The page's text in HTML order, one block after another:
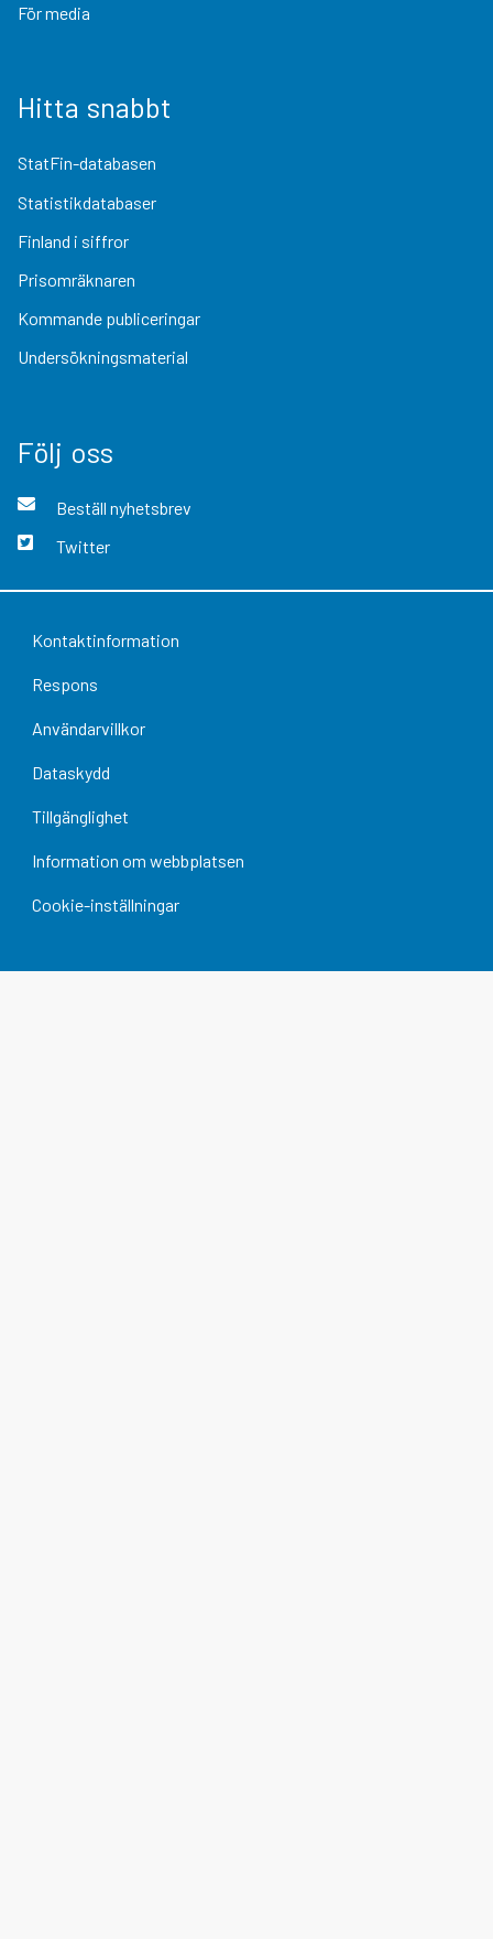
För media
Hitta snabbt
StatFin-databasen
Statistikdatabaser
Finland i siffror
Prisomräknaren
Kommande publiceringar
Undersökningsmaterial
Följ oss
Beställ nyhetsbrev
Twitter
Kontaktinformation
Respons
Användarvillkor
Dataskydd
Tillgänglighet
Information om webbplatsen
Cookie-inställningar